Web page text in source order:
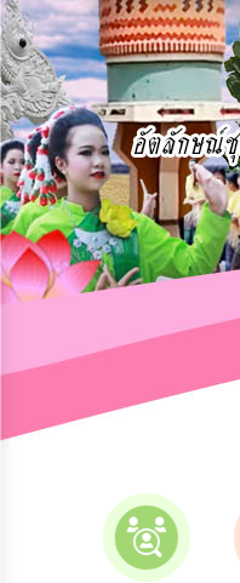
ข่าว
ประชาสัมพันธ์
การ
เปิด
เผย
ข้อมูล
สาธารณะ
OIT
การ
ปฏิสัมพันธ์
ความ
ยุทธศาสตร์/